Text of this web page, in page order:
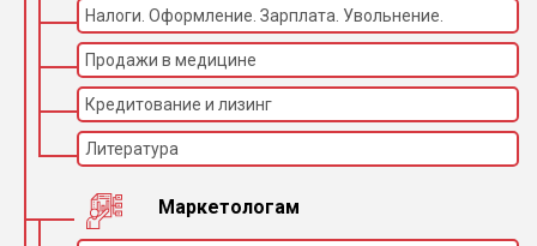
Налоги. Оформление. Зарплата. Увольнение.
Продажи в медицине
Кредитование и лизинг
Литература
Маркетологам